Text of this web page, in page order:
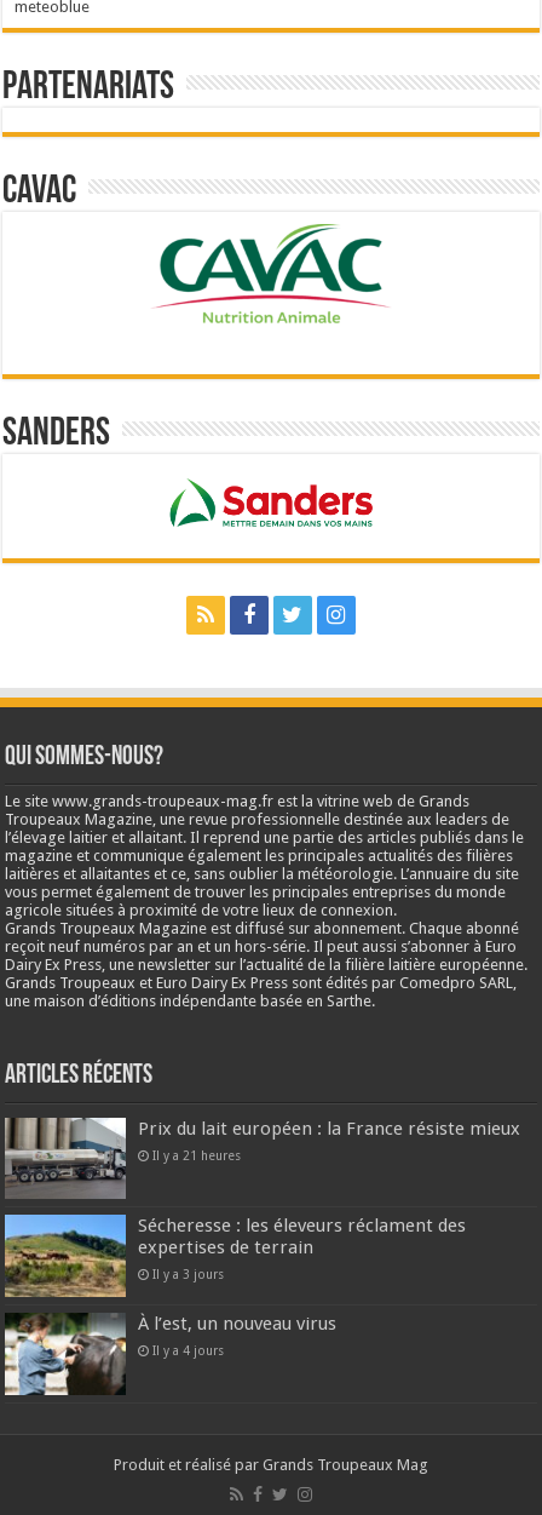
meteoblue
Partenariats
Cavac
Sanders
Qui sommes-nous?
Le site www.grands-troupeaux-mag.fr est la vitrine web de Grands
Troupeaux Magazine, une revue professionnelle destinée aux leaders de
l’élevage laitier et allaitant. Il reprend une partie des articles publiés dans le
magazine et communique également les principales actualités des filières
laitières et allaitantes et ce, sans oublier la météorologie. L’annuaire du site
vous permet également de trouver les principales entreprises du monde
agricole situées à proximité de votre lieux de connexion.
Grands Troupeaux Magazine est diffusé sur abonnement. Chaque abonné
reçoit neuf numéros par an et un hors-série. Il peut aussi s’abonner à Euro
Dairy Ex Press, une newsletter sur l’actualité de la filière laitière européenne.
Grands Troupeaux et Euro Dairy Ex Press sont édités par Comedpro SARL,
une maison d’éditions indépendante basée en Sarthe.
Articles récents
Prix du lait européen : la France résiste mieux
Il y a 21 heures
Sécheresse : les éleveurs réclament des
expertises de terrain
Il y a 3 jours
À l’est, un nouveau virus
Il y a 4 jours
Produit et réalisé par Grands Troupeaux Mag